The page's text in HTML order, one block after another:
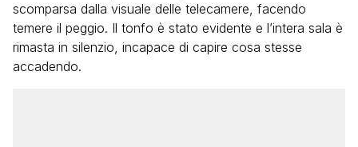
scomparsa dalla visuale delle telecamere, facendo
temere il peggio. Il tonfo è stato evidente e l’intera sala è
rimasta in silenzio, incapace di capire cosa stesse
accadendo.